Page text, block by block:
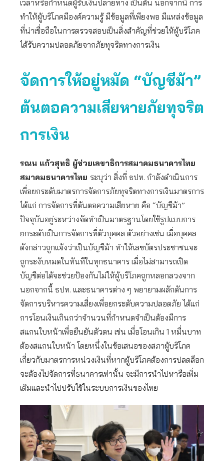
เวลาหรือกำหนดผู้รับเงินปลายทาง เป็นต้น นอกจากนี้ การ
ทำให้ผู้บริโภคมีองค์ความรู้ มีข้อมูลที่เพียงพอ มีแหล่งข้อมูล
ที่น่าเชื่อถือในการตรวจสอบเป็นสิ่งสำคัญที่ช่วยให้ผู้บริโภค
ได้รับความปลอดภัยจากภัยทุจริตทางการเงิน
จัดการให้อยู่หมัด “บัญชีม้า”
ต้นตอความเสียหายภัยทุจริต
การเงิน
รณน แก้วสุทธิ ผู้ช่วยเลขาธิการสมาคมธนาคารไทย
สมาคมธนาคารไทย ระบุว่า สิ่งที่ ธปท. กำลังดำเนินการ
เพื่อยกระดับมาตรการจัดการภัยทุจริตทางการเงินมาตรการ
ได้แก่ การจัดการที่ต้นตอความเสียหาย คือ “บัญชีม้า”
ปัจจุบันอยู่ระหว่างจัดทำเป็นมาตรฐานโดยใช้รูปแบบการ
ยกระดับเป็นการจัดการที่ตัวบุคคล ตัวอย่างเช่น เมื่อบุคคล
ดังกล่าวถูกแจ้งว่าเป็นบัญชีม้า ทำให้เลขบัตรประชาชนจะ
ถูกระงับหมดในทันทีในทุกธนาคาร เมื่อไม่สามารถเปิด
บัญชีต่อได้จะช่วยป้องกันไม่ให้ผู้บริโภคถูกหลอกลวงจาก
นอกจากนี้ ธปท. และธนาคารต่าง ๆ พยายามผลักดันการ
จัดการบริหารความเสี่ยงเพื่อยกระดับความปลอดภัย ได้แก่
การโอนเงินเกินกว่าจำนวนที่กำหนดจำเป็นต้องมีการ
สแกนใบหน้าเพื่อยืนยันตัวตน เช่น เมื่อโอนเกิน 1 หมื่นบาท
ต้องสแกนใบหน้า โดยหนึ่งในข้อเสนอของสภาผู้บริโภค
เกี่ยวกับมาตรการหน่วงเงินที่หากผู้บริโภคต้องการปลดล็อก
จะต้องไปจัดการที่ธนาคารเท่านั้น จะมีการนำไปหารือเพิ่ม
เติมและนำไปปรับใช้ในระบบการเงินของไทย